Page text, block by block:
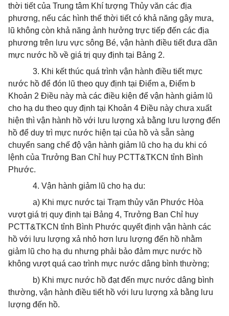
thời tiết của Trung tâm Khí tượng Thủy văn các địa
phương, nếu các hình thế thời tiết có khả năng gây mưa,
lũ không còn khả năng ảnh hưởng trực tiếp đến các địa
phương trên lưu vực sông Bé, vận hành điều tiết đưa dần
mực nước hồ về giá trị quy định tại Bảng 2.
3. Khi kết thúc quá trình vận hành điều tiết mực
nước hồ để đón lũ theo quy định tại Điểm a, Điểm b
Khoản 2 Điều này mà các điều kiện để vận hành giảm lũ
cho hạ du theo quy định tại Khoản 4 Điều này chưa xuất
hiện thì vận hành hồ với lưu lượng xả bằng lưu lượng đến
hồ để duy trì mực nước hiện tại của hồ và sẵn sàng
chuyển sang chế độ vận hành giảm lũ cho hạ du khi có
lệnh của Trưởng Ban Chỉ huy PCTT&TKCN tỉnh Bình
Phước.
4. Vận hành giảm lũ cho hạ du:
a) Khi mực nước tại Trạm thủy văn Phước Hòa
vượt giá trị quy định tại Bảng 4, Trưởng Ban Chỉ huy
PCTT&TKCN tỉnh Bình Phước quyết định vận hành các
hồ với lưu lượng xả nhỏ hơn lưu lượng đến hồ nhằm
giảm lũ cho hạ du nhưng phải bảo đảm mực nước hồ
không vượt quá cao trình mực nước dâng bình thường;
b) Khi mực nước hồ đạt đến mực nước dâng bình
thường, vận hành điều tiết hồ với lưu lượng xả bằng lưu
lượng đến hồ.